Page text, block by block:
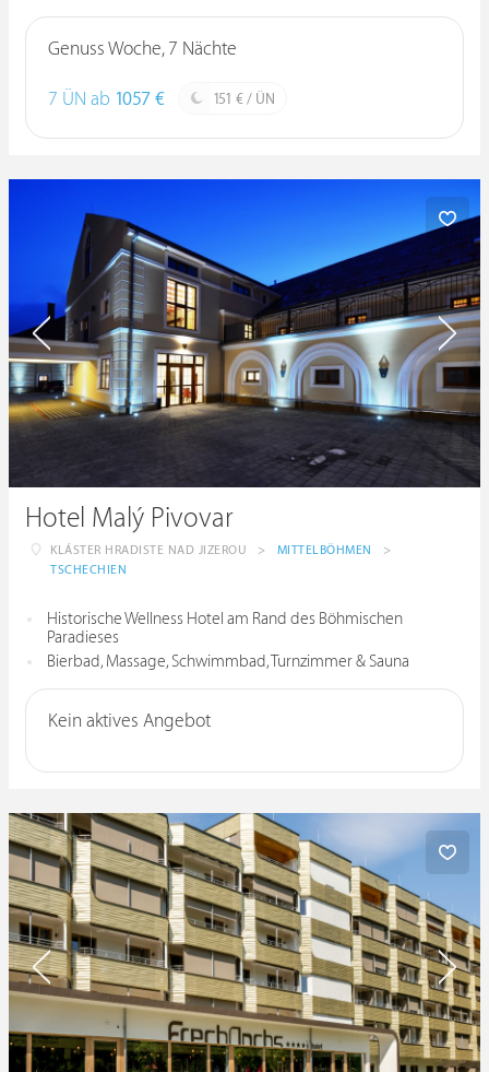
Genuss Woche, 7 Nächte
7 ÜN ab 1057 € 151 € / ÜN
Hotel Malý Pivovar
KLÁSTER HRADISTE NAD JIZEROU > MITTELBÖHMEN
>
TSCHECHIEN
Historische Wellness Hotel am Rand des Böhmischen
Paradieses
Bierbad, Massage, Schwimmbad, Turnzimmer & Sauna
Kein aktives Angebot